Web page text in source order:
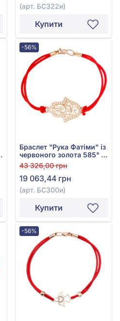
(арт. БС322и)
Купити
-56%
Браслет "Рука Фатіми" із
червоного золота 585° з
червоним фіанітом та
текстилем, арт. БС300и
43 326,00 грн
19 063,44 грн
(арт. БС300и)
Купити
-56%